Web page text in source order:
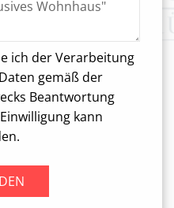
ich der Verarbeitung
gemäß der
Beantwortung
kann